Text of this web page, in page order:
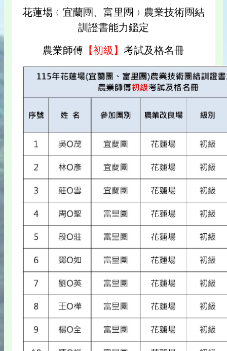
花蓮場﹙宜蘭團、富里團﹚農業技術團結
訓證書能力鑑定
農業師傅 【初級】 考試及格名冊